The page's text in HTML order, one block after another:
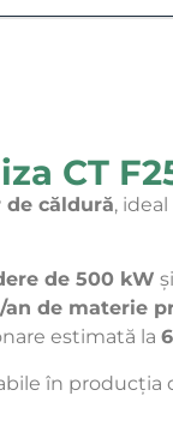
CT
căldură,
de 500 kW
an de materie
estimată la
în producția